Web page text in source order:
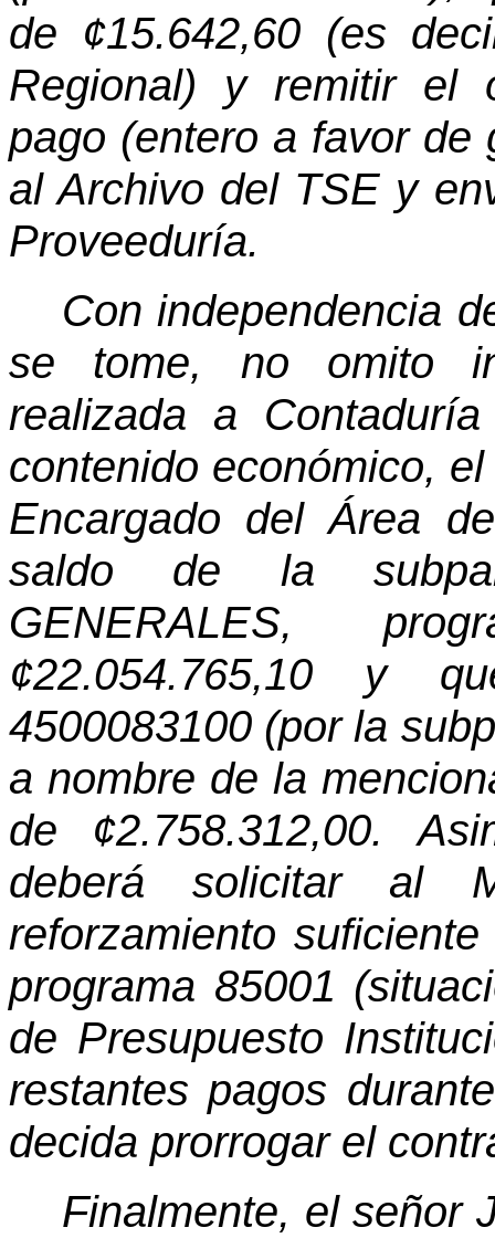
de ¢15.642,60 (es
Regional) y remitir el
pago (entero a favor de
al Archivo del TSE y
Proveeduría.
Con independencia
se tome, no omito
realizada a
contenido económico,
Encargado del Área
saldo de la
GENERALES,
¢22.054.765,10 y
4500083100 (por la
a nombre de la
de ¢2.758.312,00.
deberá solicitar al
reforzamiento
programa 85001
de Presupuesto
restantes pagos
decida prorrogar el
Finalmente, el señor